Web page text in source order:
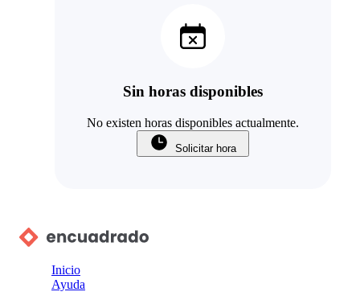
Sin horas disponibles
No existen horas disponibles actualmente.
Solicitar hora
Inicio
Ayuda